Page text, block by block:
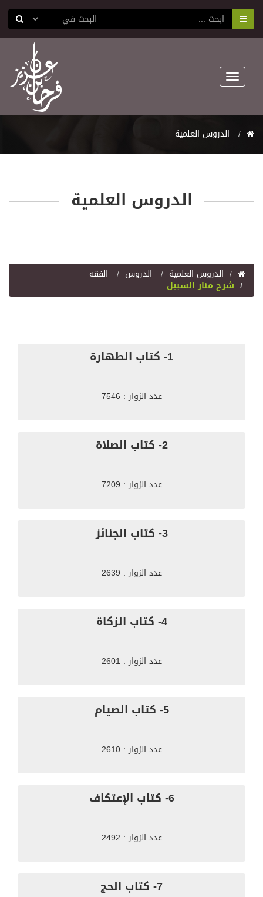
Toggle
navigation
اﻟﺪﺭﻭﺱ اﻟﻌﻠﻤﻴﺔ
اﻟﺪﺭﻭﺱ اﻟﻌﻠﻤﻴﺔ
اﻟﺪﺭﻭﺱ اﻟﻌﻠﻤﻴﺔ الدروس الفقه
شرح منار السبيل
1- كتاب الطهارة
عدد الزوار : 7546
2- كتاب الصلاة
عدد الزوار : 7209
3- كتاب الجنائز
عدد الزوار : 2639
4- كتاب الزكاة
عدد الزوار : 2601
5- كتاب الصيام
عدد الزوار : 2610
6- كتاب الإعتكاف
عدد الزوار : 2492
7- كتاب الحج